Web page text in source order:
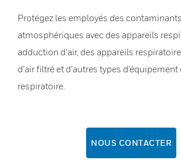
Protégez les employés des contaminants
atmosphériques avec des appareils
adduction d’air, des appareils
d’air filtré et d’autres types
respiratoire.
NOUS CONTACTER